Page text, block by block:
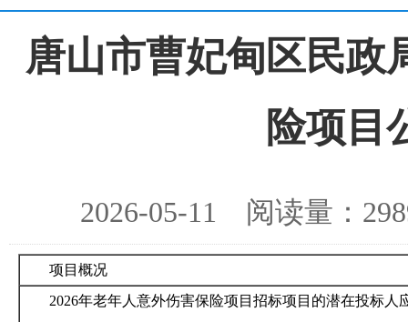
唐山市曹妃甸区民政
险项目
2026-05-11 阅读量：
项目概况
2026年老年人意外伤害保险项目招标项目的潜在投标人